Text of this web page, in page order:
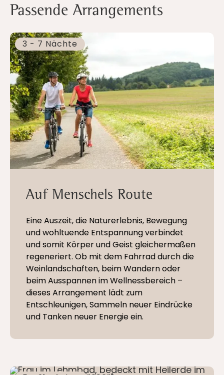
Passende Arrangements
3 - 7 Nächte
Auf Menschels Route
Eine Auszeit, die Naturerlebnis, Bewegung
und wohltuende Entspannung verbindet
und somit Körper und Geist gleichermaßen
regeneriert. Ob mit dem Fahrrad durch die
Weinlandschaften, beim Wandern oder
beim Ausspannen im Wellnessbereich –
dieses Arrangement lädt zum
Entschleunigen, Sammeln neuer Eindrücke
und Tanken neuer Energie ein.